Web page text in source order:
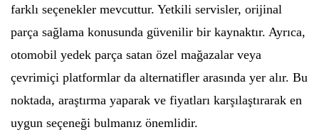
farklı seçenekler mevcuttur. Yetkili servisler, orijinal
parça sağlama konusunda güvenilir bir kaynaktır. Ayrıca,
otomobil yedek parça satan özel mağazalar veya
çevrimiçi platformlar da alternatifler arasında yer alır. Bu
noktada, araştırma yaparak ve fiyatları karşılaştırarak en
uygun seçeneği bulmanız önemlidir.